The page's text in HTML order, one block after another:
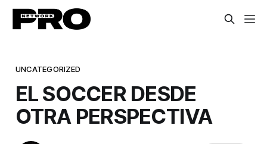
UNCATEGORIZED
EL SOCCER DESDE
OTRA PERSPECTIVA